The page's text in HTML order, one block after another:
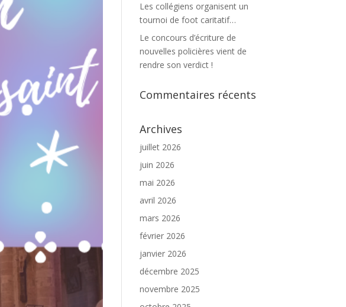
Les collégiens organisent un
tournoi de foot caritatif…
Le concours d’écriture de
nouvelles policières vient de
rendre son verdict !
Commentaires récents
Archives
juillet 2026
juin 2026
mai 2026
avril 2026
mars 2026
février 2026
janvier 2026
décembre 2025
novembre 2025